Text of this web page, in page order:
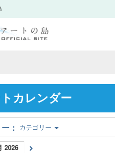
カレンダー
カテゴリー
2026